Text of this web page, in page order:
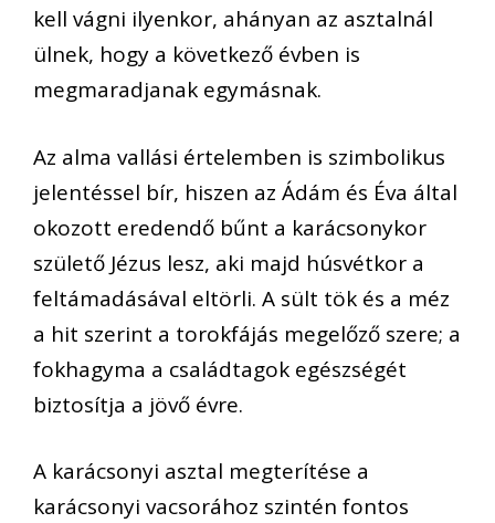
kell vágni ilyenkor, ahányan az asztalnál
ülnek, hogy a következő évben is
megmaradjanak egymásnak.
Az alma vallási értelemben is szimbolikus
jelentéssel bír, hiszen az Ádám és Éva által
okozott eredendő bűnt a karácsonykor
születő Jézus lesz, aki majd húsvétkor a
feltámadásával eltörli. A sült tök és a méz
a hit szerint a torokfájás megelőző szere; a
fokhagyma a családtagok egészségét
biztosítja a jövő évre.
A karácsonyi asztal megterítése a
karácsonyi vacsorához szintén fontos